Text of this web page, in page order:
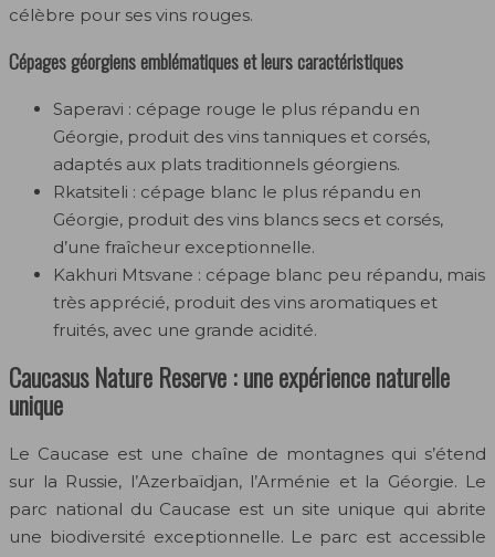
célèbre pour ses vins rouges.
Cépages géorgiens emblématiques et leurs caractéristiques
Saperavi : cépage rouge le plus répandu en
Géorgie, produit des vins tanniques et corsés,
adaptés aux plats traditionnels géorgiens.
Rkatsiteli : cépage blanc le plus répandu en
Géorgie, produit des vins blancs secs et corsés,
d’une fraîcheur exceptionnelle.
Kakhuri Mtsvane : cépage blanc peu répandu, mais
très apprécié, produit des vins aromatiques et
fruités, avec une grande acidité.
Caucasus Nature Reserve : une expérience naturelle
unique
Le Caucase est une chaîne de montagnes qui s’étend
sur la Russie, l’Azerbaïdjan, l’Arménie et la Géorgie. Le
parc national du Caucase est un site unique qui abrite
une biodiversité exceptionnelle. Le parc est accessible